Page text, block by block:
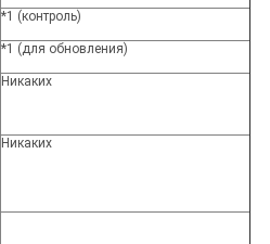
*1 (контроль)
*1 (для обновления)
Никаких
Никаких